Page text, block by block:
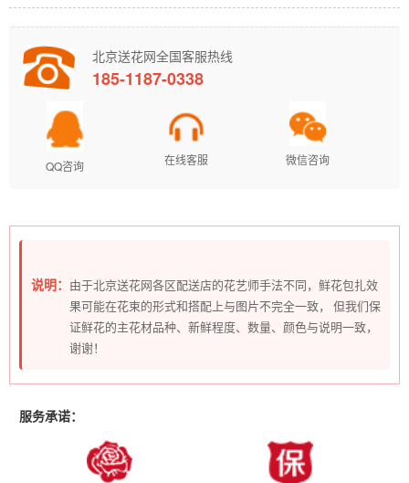
北京送花网全国客服热线
185-1187-0338
QQ咨询 在线客服 微信咨询
说明： 由于北京送花网各区配送店的花艺师手法不同，鲜花包扎效
果可能在花束的形式和搭配上与图片不完全一致， 但我们保
证鲜花的主花材品种、新鲜程度、数量、颜色与说明一致，
谢谢！
服务承诺：